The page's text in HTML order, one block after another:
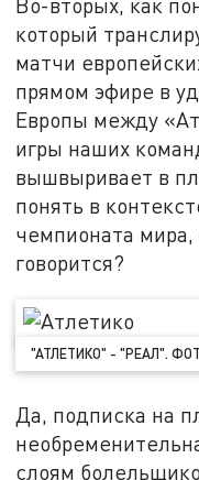
Во-вторых, как
который
матчи
прямом эфире в
Европы между
игры наших
вышвыривает в
понять в
чемпионата мира,
говорится?
"АТЛЕТИКО" - "РЕАЛ".
Да, подписка на
слоям